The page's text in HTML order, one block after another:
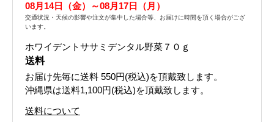
08月14日（金）～08月17日（月）
交通状況・天候の影響や注文が集中した場合等、お届けに時間を頂く場合がござ
います。
ホワイデントササミデンタル野菜７０ｇ
送料
お届け先毎に送料 550円(税込)を頂戴致します。
沖縄県は送料1,100円(税込)を頂戴致します。
送料について